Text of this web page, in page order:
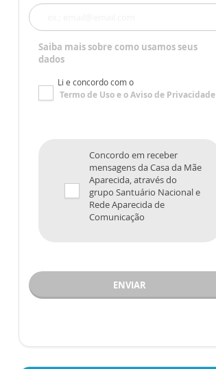
Saiba mais sobre como usamos seus
dados
Li e concordo com o
Termo de Usoe oAviso de Privacidade
Concordo em receber
mensagens da Casa da Mãe
Aparecida, através do
grupo Santuário Nacional e
Rede Aparecida de
Comunicação
ENVIAR